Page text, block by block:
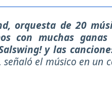
orquesta de 20
con muchas
y las
señaló el músico en un